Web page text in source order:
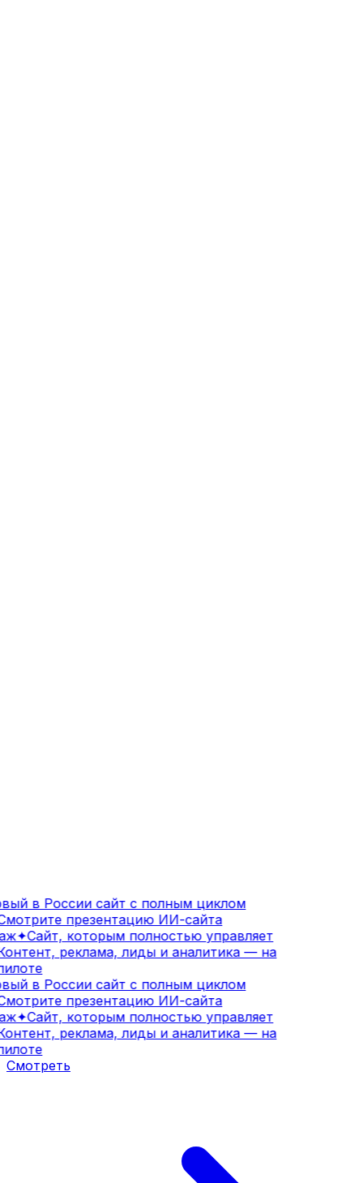
в России сайт с полным циклом
презентацию ИИ-сайта
✦Сайт, которым полностью управляет
реклама, лиды и аналитика — на
в России сайт с полным циклом
презентацию ИИ-сайта
✦Сайт, которым полностью управляет
реклама, лиды и аналитика — на
Смотреть